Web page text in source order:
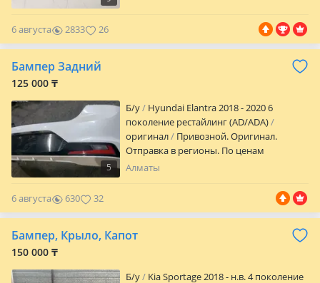
6 августа 2833 26
Бампер Задний
125 000 ₸
5
Б/y
Hyundai Elantra 2018 - 2020 6
поколение рестайлинг (AD/ADA)
оригинал
Привозной. Оригинал.
Отправка в регионы. По ценам
уточняйте.
Алматы
6 августа 630 32
Бампер, Крыло, Капот
150 000 ₸
Б/y
Kia Sportage 2018 - н.в. 4 поколение